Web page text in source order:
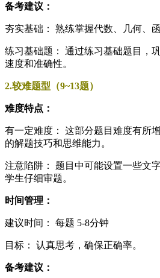
备考建议：
夯实基础： 熟练掌握代数、几何、
练习基础题： 通过练习基础题目，
速度和准确性。
2.较难题型（9~13题）
难度特点：
有一定难度： 这部分题目难度有所
的解题技巧和思维能力。
注意陷阱： 题目中可能设置一些文
学生仔细审题。
时间管理：
建议时间： 每题 5-8分钟
目标： 认真思考，确保正确率。
备考建议：